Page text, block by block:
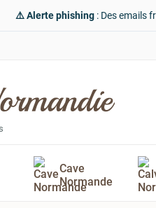
⚠️ Alerte phishing: Des emails
Cave
Normande